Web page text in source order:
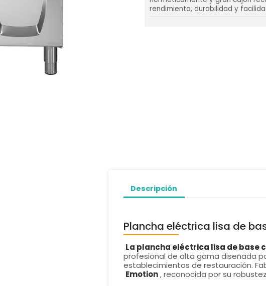
rendimiento, durabilidad y
Descripción
Plancha eléctrica lisa de
La plancha eléctrica lisa de base
profesional de alta gama diseñada
establecimientos de restauración.
Emotion , reconocida por su